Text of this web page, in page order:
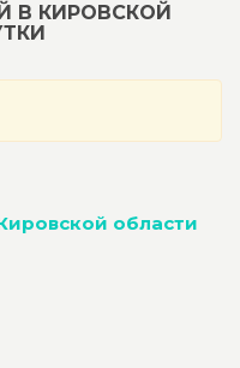
В КИРОВСКОЙ
области